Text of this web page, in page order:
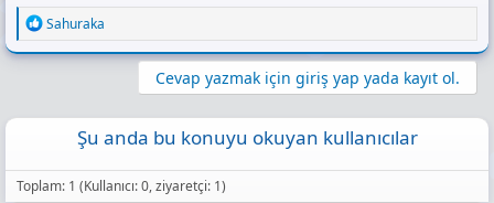
DDR4 CL16 KF432C16BBK2/16 Ram
Fiyatları, Özellikleri ve Yorumları | En Ucuzu
Akakçe
En ucuz Kingston Fury Beast 16 GB (2x8) 3200 MHz
DDR4 CL16 KF432C16BBK2/16 Ram fiyatları için 6 taksit
ve indirimleri kaçırma! Kingston Fury Beast 16 GB (2x8)
3200 MHz DDR4 CL16 KF432C16BBK2/16 Ram
özelliklerini incele, 1.555,67 TL'den başlayan fırsatları
yakala!
www.akakce.com
R
e
a
:
Sahuraka
Cevap yazmak için giriş yap yada kayıt ol.
Şu anda bu konuyu okuyan kullanıcılar
Toplam: 1 (Kullanıcı: 0, ziyaretçi: 1)